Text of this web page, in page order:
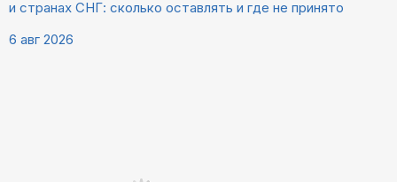
и странах СНГ: сколько оставлять и где не принято
6 авг 2026